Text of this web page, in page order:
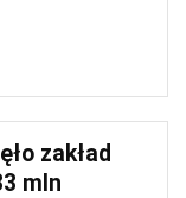
zakład
mln